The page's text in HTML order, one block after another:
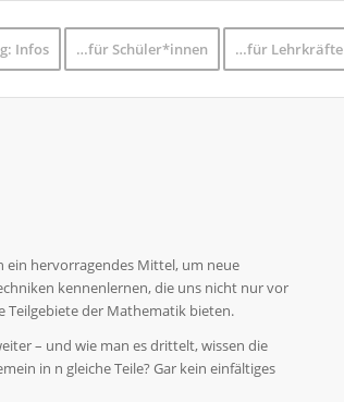
Infos …für Schüler*innen …für Lehrkräfte
ein hervorragendes Mittel, um neue
kennenlernen, die uns nicht nur vor
Teilgebiete der Mathematik bieten.
– und wie man es drittelt, wissen die
in n gleiche Teile? Gar kein einfältiges